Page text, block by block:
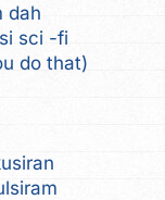
dah
sci -fi
do that)